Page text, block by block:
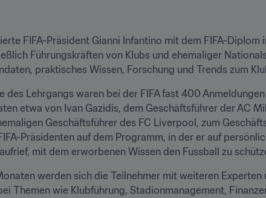
FIFA-Präsident Gianni Infantino mit dem FIFA-
Führungskräften von Klubs und ehemaliger
praktisches Wissen, Forschung und Trends zum
des Lehrgangs waren bei der FIFA fast 400
etwa von Ivan Gazidis, dem Geschäftsführer der AC
Geschäftsführer des FC Liverpool, zum
Präsidenten auf dem Programm, in der er auf
mit dem erworbenen Wissen den Fussball zu
werden sich die Teilnehmer mit weiteren
Themen wie Klubführung, Stadionmanagement,